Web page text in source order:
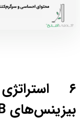
۶
بیزینس‌های B2B